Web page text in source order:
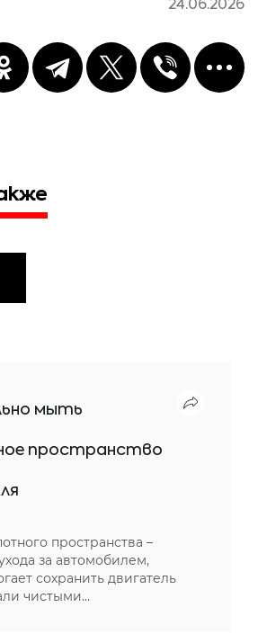
24.06.2026
мыть
пространство
пространства –
за автомобилем,
сохранить двигатель
чистыми…